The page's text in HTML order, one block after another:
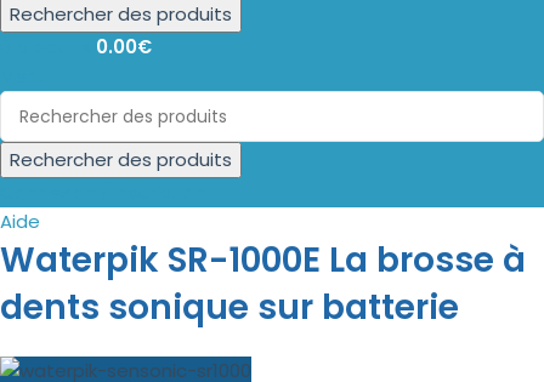
Rechercher des produits
0.00€
Rechercher des produits
Aide
Waterpik SR-1000E La brosse à
dents sonique sur batterie